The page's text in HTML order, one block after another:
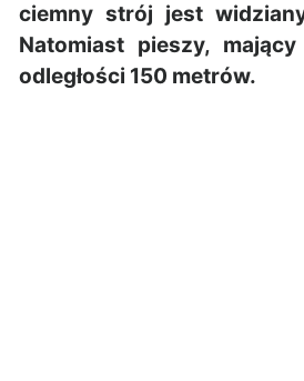
ciemny strój jest
Natomiast pieszy,
odległości 150 metrów.